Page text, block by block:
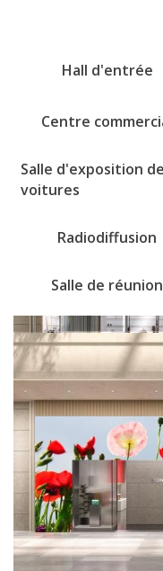
Hall d'entrée
Centre
Salle d'exposition de
voitures
Radiodiffusion
Salle de réunion